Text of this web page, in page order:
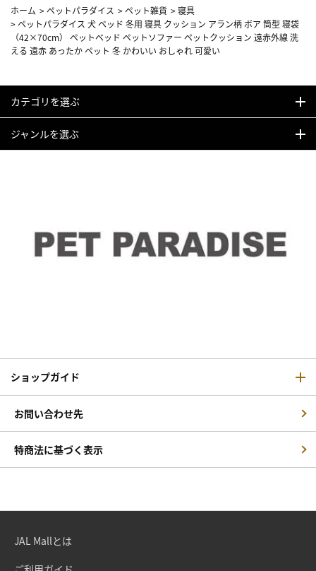
ホーム >ペットパラダイス >ペット雑貨 >寝具
>ペットパラダイス 犬 ベッド 冬用 寝具 クッション アラン柄 ボア 筒型 寝袋
（42×70cm） ペットベッド ペットソファー ペットクッション 遠赤外線 洗
える 遠赤 あったか ペット 冬 かわいい おしゃれ 可愛い
カテゴリを選ぶ
ジャンルを選ぶ
ショップガイド
お問い合わせ先
特商法に基づく表示
JAL Mallとは